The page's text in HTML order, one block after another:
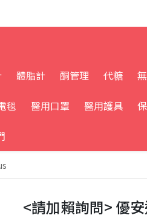
體脂計 酮管理 代糖
毯 醫用口罩 醫用護具
<請加賴詢問> 優